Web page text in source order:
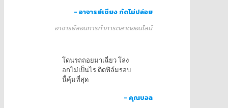
- อาจารย์เชียง กัดไม่ปล่อย
อาจารย์สอนการทำการตลาดออนไลน์
โดนรถถอยมาเฉี่ยว โล่ง
อกไม่เป็นไร ติดฟิล์มรอบ
นี้คุ้มที่สุด
- คุณบอล